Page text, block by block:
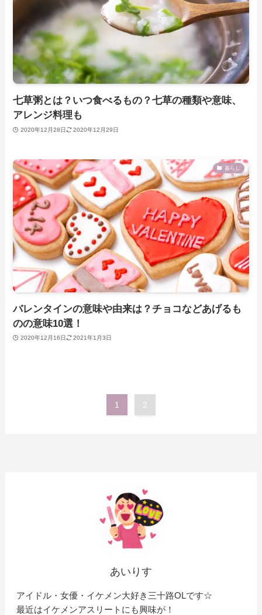
七草粥とは？いつ食べるもの？七草の種類や意味、
アレンジ料理も
2020年12月28日 2020年12月29日
暮らし
バレンタインの意味や由来は？チョコなどあげるも
のの意味10選！
2020年12月16日 2021年1月3日
1 2
あいりす
アイドル・女優・イケメン大好き三十路OLです☆
最近はイケメンアスリートにも興味が！